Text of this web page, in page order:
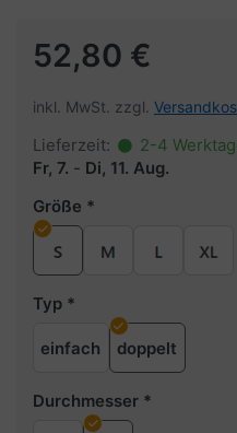
52,80 €
inkl. MwSt. zzgl.
Lieferzeit:
2-4
Fr, 7. - Di, 11. Aug.
Größe
Typ
einfach doppelt
Durchmesser